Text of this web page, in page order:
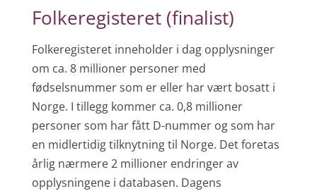
Folkeregisteret (finalist)
Folkeregisteret inneholder i dag opplysninger
om ca. 8 millioner personer med
fødselsnummer som er eller har vært bosatt i
Norge. I tillegg kommer ca. 0,8 millioner
personer som har fått D-nummer og som har
en midlertidig tilknytning til Norge. Det foretas
årlig nærmere 2 millioner endringer av
opplysningene i databasen. Dagens